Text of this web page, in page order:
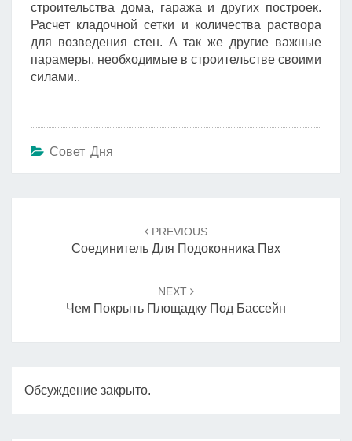
строительства дома, гаража и других построек.
Расчет кладочной сетки и количества раствора
для возведения стен. А так же другие важные
парамеры, необходимые в строительстве своими
силами..
Совет Дня
записям
PREVIOUS
Соединитель Для Подоконника Пвх
NEXT
Чем Покрыть Площадку Под Бассейн
Обсуждение закрыто.